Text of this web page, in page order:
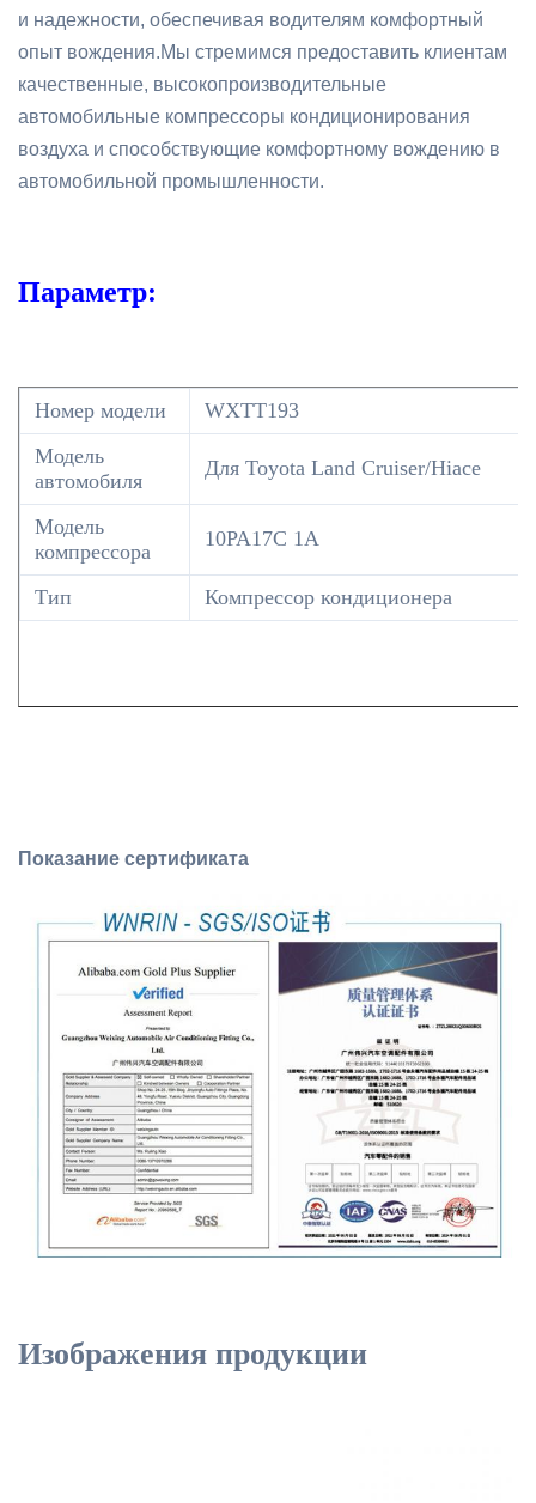
и надежности, обеспечивая водителям комфортный
опыт вождения.Мы стремимся предоставить клиентам
качественные, высокопроизводительные
автомобильные компрессоры кондиционирования
воздуха и способствующие комфортному вождению в
автомобильной промышленности.
Параметр:
Номер модели
WXTT193
Модель
автомобиля
Для Toyota Land Cruiser/Hiace
Модель
компрессора
10PA17C 1A
Тип Компрессор кондиционера
Показание сертификата
Изображения продукции